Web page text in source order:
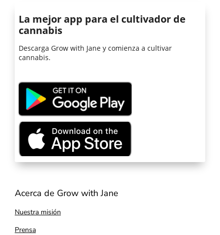
La mejor app para el cultivador de
cannabis
Descarga Grow with Jane y comienza a cultivar
cannabis.
Acerca de Grow with Jane
Nuestra misión
Prensa